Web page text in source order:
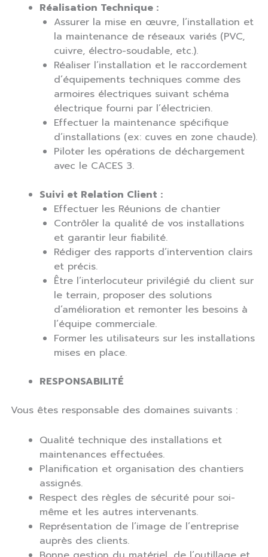
Réalisation Technique :
Assurer la mise en œuvre, l’installation et
la maintenance de réseaux variés (PVC,
cuivre, électro-soudable, etc.).
Réaliser l’installation et le raccordement
d’équipements techniques comme des
armoires électriques suivant schéma
électrique fourni par l’électricien.
Effectuer la maintenance spécifique
d’installations (ex: cuves en zone chaude).
Piloter les opérations de déchargement
avec le CACES 3.
Suivi et Relation Client :
Effectuer les Réunions de chantier
Contrôler la qualité de vos installations
et garantir leur fiabilité.
Rédiger des rapports d’intervention clairs
et précis.
Être l’interlocuteur privilégié du client sur
le terrain, proposer des solutions
d’amélioration et remonter les besoins à
l’équipe commerciale.
Former les utilisateurs sur les installations
mises en place.
RESPONSABILITÉ
Vous êtes responsable des domaines suivants :
Qualité technique des installations et
maintenances effectuées.
Planification et organisation des chantiers
assignés.
Respect des règles de sécurité pour soi-
même et les autres intervenants.
Représentation de l’image de l’entreprise
auprès des clients.